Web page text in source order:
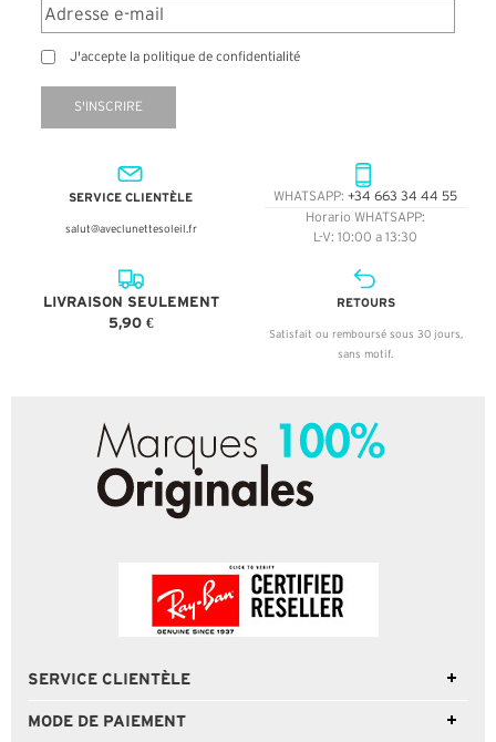
J'accepte la politique de confidentialité
S'INSCRIRE
SERVICE CLIENTÈLE
salut@aveclunettesoleil.fr
WHATSAPP: +34 663 34 44 55
Horario WHATSAPP:
L-V: 10:00 a 13:30
LIVRAISON SEULEMENT
5,90 €
RETOURS
Satisfait ou remboursé sous 30 jours,
sans motif.
SERVICE CLIENTÈLE
MODE DE PAIEMENT